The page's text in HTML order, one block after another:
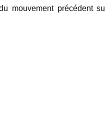
mouvement précédent